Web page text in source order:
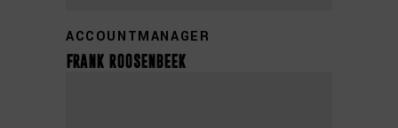
ACCOUNTMANAGER
frank roosenbeek